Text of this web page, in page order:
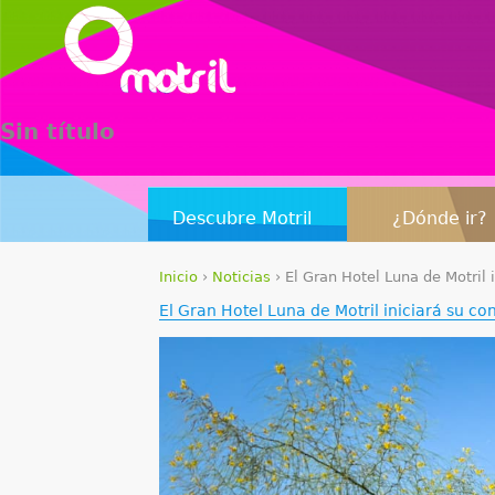
Sin título
Descubre Motril ¿Dónde ir?
S
e
n
c
Inicio › Noticias › El Gran Hotel Luna de
El Gran Hotel Luna de Motril iniciará su